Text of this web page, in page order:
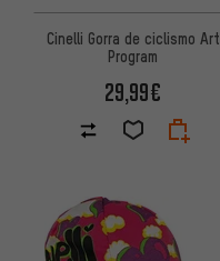
Cinelli Gorra de ciclismo Art
Program
29,99€